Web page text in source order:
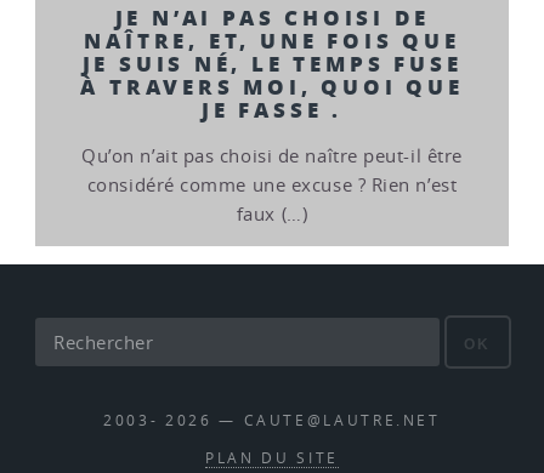
JE N’AI PAS CHOISI DE
NAÎTRE, ET, UNE FOIS QUE
JE SUIS NÉ, LE TEMPS FUSE
À TRAVERS MOI, QUOI QUE
JE FASSE .
Qu’on n’ait pas choisi de naître peut-il être
considéré comme une excuse ? Rien n’est
faux (…)
OK
2003- 2026 — CAUTE@LAUTRE.NET
PLAN DU SITE